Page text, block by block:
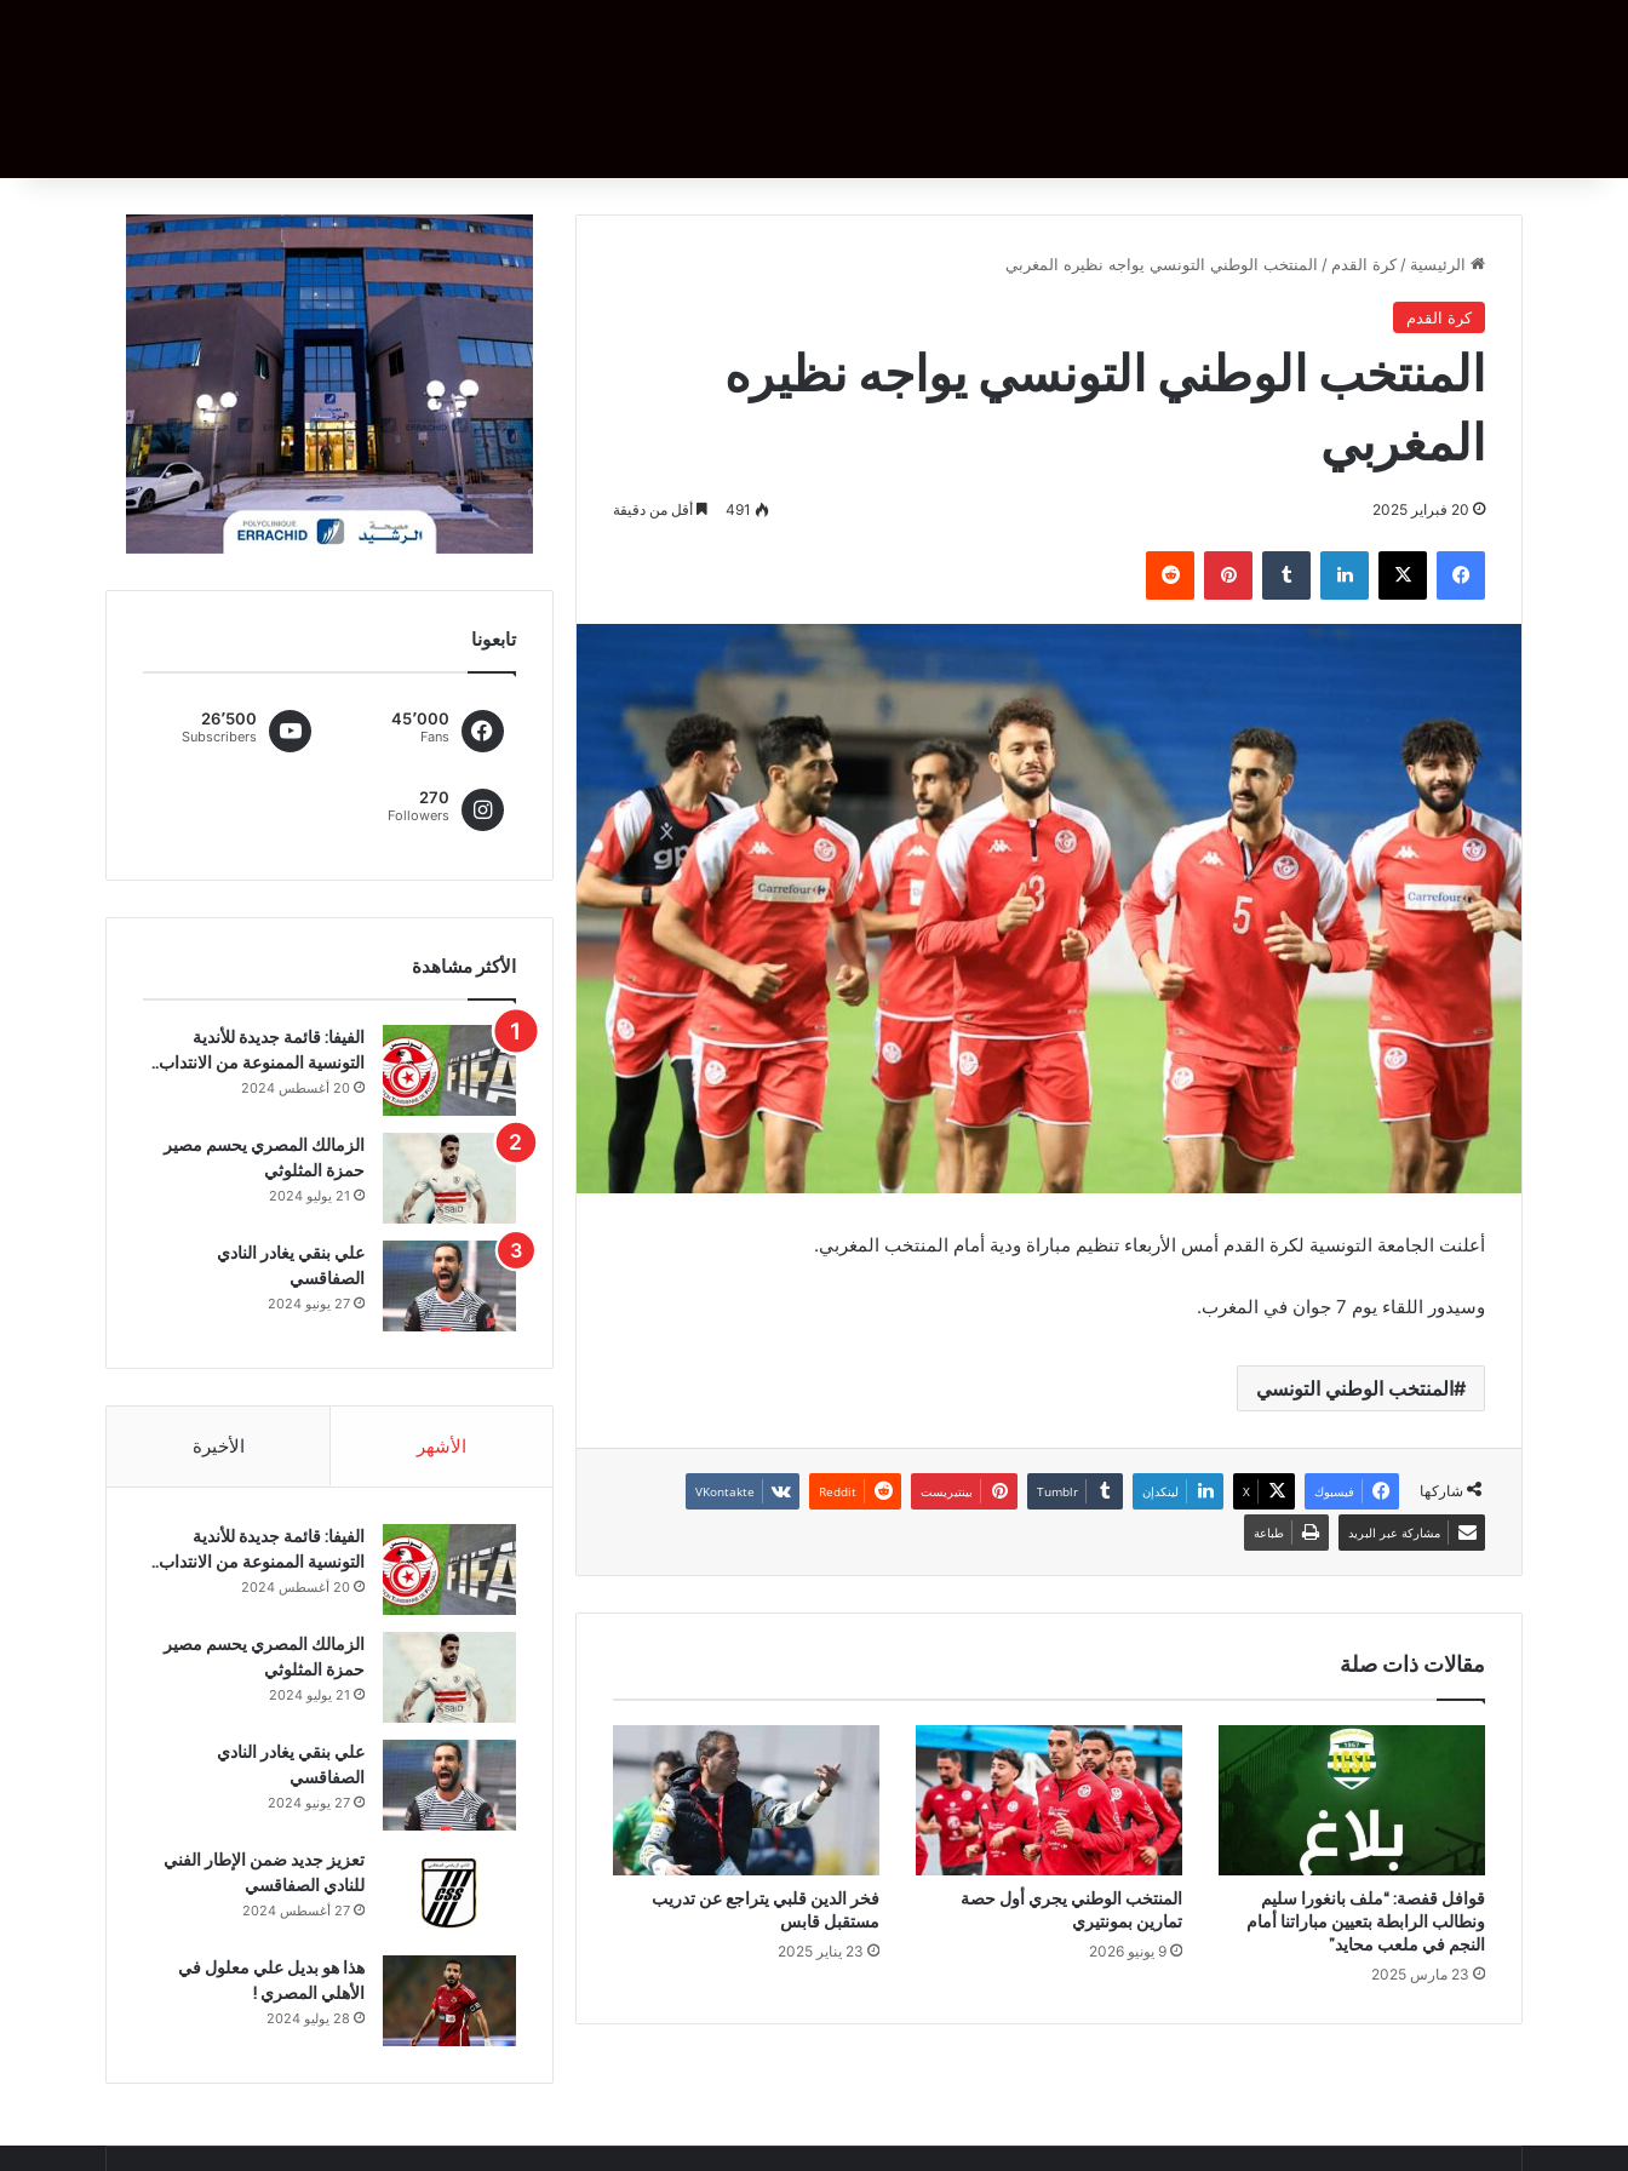
الرئيسية / كرة القدم / المنتخب الوطني التونسي يواجه نظيره المغربي
كرة القدم
المنتخب الوطني التونسي يواجه نظيره
المغربي
20 فبراير 2025 491 أقل من دقيقة
فيسبوك ‫X لينكدإن بينتيريست
أعلنت الجامعة التونسية لكرة القدم أمس الأربعاء تنظيم مباراة ودية أمام المنتخب المغربي.
وسيدور اللقاء يوم 7 جوان في المغرب.
المنتخب الوطني التونسي
شاركها فيسبوك ‫X لينكدإن بينتيريست
مشاركة عبر البريد طباعة
مقالات ذات صلة
قوافل قفصة: “ملف بانغورا سليم
ونطالب الرابطة بتعيين مباراتنا أمام
النجم في ملعب محايد”
23 مارس 2025
المنتخب الوطني يجري أول حصة
تمارين بمونتيري
9 يونيو 2026
فخر الدين قلبي يتراجع عن تدريب
مستقبل قابس
23 يناير 2025
تابعونا
45٬000
Fans
26٬500
Subscribers
270
Followers
الأكثر مشاهدة
الفيفا: قائمة جديدة للأندية
التونسية الممنوعة من الانتداب..
20 أغسطس 2024
الزمالك المصري يحسم مصير
حمزة المثلوثي
21 يوليو 2024
علي بنقي يغادر النادي
الصفاقسي
27 يونيو 2024
الأشهر الأخيرة
الفيفا: قائمة جديدة للأندية
التونسية الممنوعة من الانتداب..
20 أغسطس 2024
الزمالك المصري يحسم مصير
حمزة المثلوثي
21 يوليو 2024
علي بنقي يغادر النادي
الصفاقسي
27 يونيو 2024
تعزيز جديد ضمن الإطار الفني
للنادي الصفاقسي
27 أغسطس 2024
هذا هو بديل علي معلول في
الأهلي المصري !
28 يوليو 2024